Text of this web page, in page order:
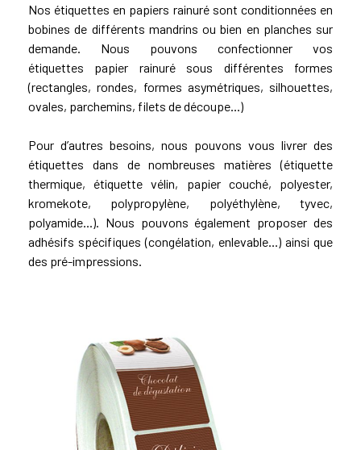
Nos étiquettes en papiers rainuré sont conditionnées en
bobines de différents mandrins ou bien en planches sur
demande. Nous pouvons confectionner vos
étiquettes papier rainuré sous différentes formes
(rectangles, rondes, formes asymétriques, silhouettes,
ovales, parchemins, filets de découpe...)
Pour d’autres besoins, nous pouvons vous livrer des
étiquettes dans de nombreuses matières (étiquette
thermique, étiquette vélin, papier couché, polyester,
kromekote, polypropylène, polyéthylène, tyvec,
polyamide...). Nous pouvons également proposer des
adhésifs spécifiques (congélation, enlevable...) ainsi que
des pré-impressions.